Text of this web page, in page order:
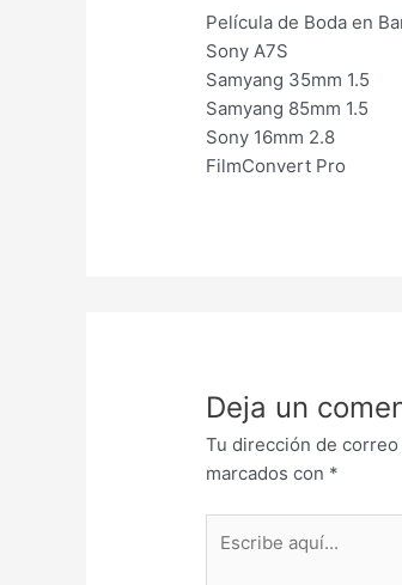
Película de Boda en
Sony A7S
Samyang 35mm 1.5
Samyang 85mm 1.5
Sony 16mm 2.8
FilmConvert Pro
Deja un
Tu dirección de
marcados con *